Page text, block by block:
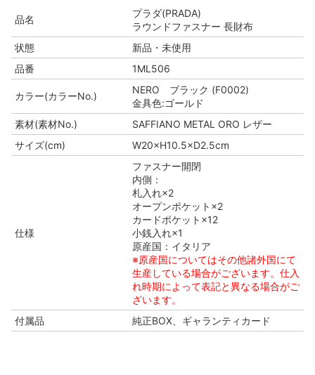
品名
プラダ(PRADA)
ラウンドファスナー 長財布
状態
新品・未使用
品番
1ML506
カラー(カラーNo.)
NERO ブラック (F0002)
金具色:ゴールド
素材(素材No.)
SAFFIANO METAL ORO レザー
サイズ(cm)
W20×H10.5×D2.5cm
仕様
ファスナー開閉
内側：
札入れ×2
オープンポケット×2
カードポケット×12
小銭入れ×1
原産国：イタリア
※原産国についてはその他諸外国にて
生産している場合がございます。仕入
れ時期によって表記と異なる場合がご
ざいます。
付属品
純正BOX、ギャランティカード